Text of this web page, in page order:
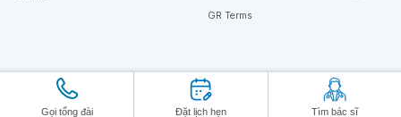
Gọi tổng đài Đặt lịch hẹn Tìm bác sĩ
GR Terms